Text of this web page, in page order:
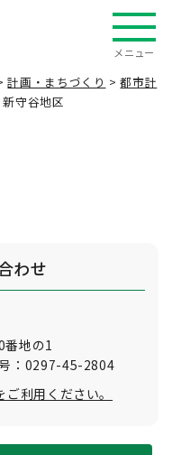
メニュー
計画・まちづくり >都市計
新守谷地区
わせ
番地の1
：0297-45-2804
利用ください。